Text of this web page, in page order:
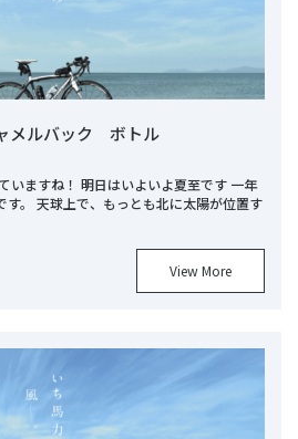
メルバック ボトル
いますね！ 明日はいよいよ夏至です 一年
す。 天球上で、もっとも北に太陽が位置す
View More